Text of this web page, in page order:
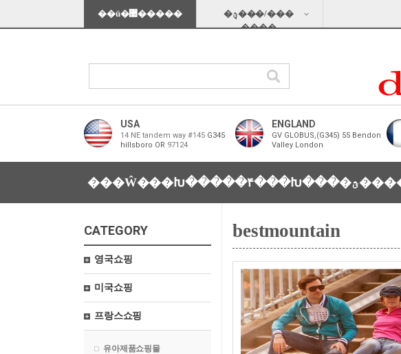
��ü�޴�����
�ؿܱ���/���
���̵�
USA
14 NE tandem way #145 G345
hillsboro OR 97124
ENGLAND
GV GLOBUS,(G345) 55 Bendon
Valley London
���Ŵ���Խ�����۴���Խ���
CATEGORY
영국쇼핑
미국쇼핑
프랑스쇼핑
유아제품쇼핑몰
bestmountain